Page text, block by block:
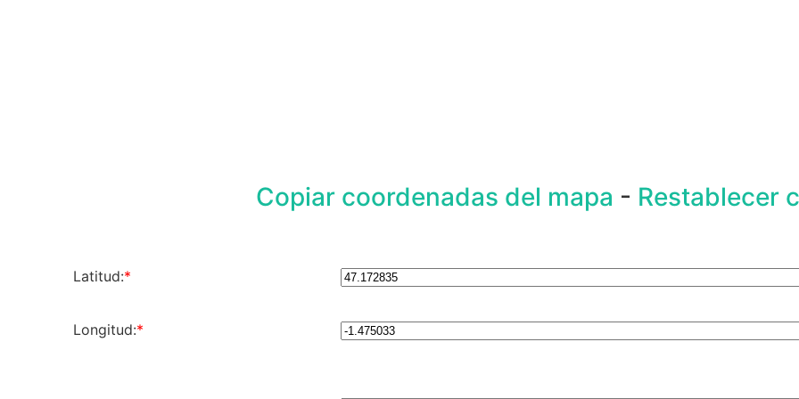
Copiar coordenadas del mapa - Restablecer
Latitud:*
Longitud:*